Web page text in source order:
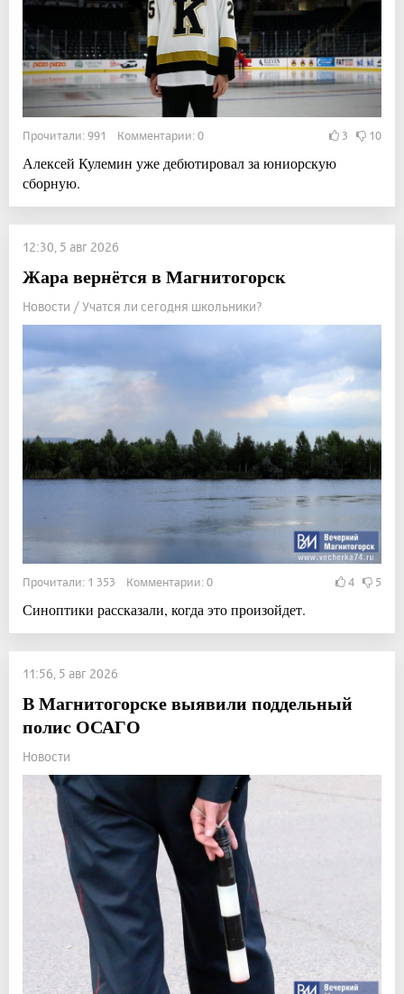
Прочитали: 991 Комментарии: 0 3 10
Алексей Кулемин уже дебютировал за юниорскую
сборную.
12:30, 5 авг 2026
Жара вернётся в Магнитогорск
Новости / Учатся ли сегодня школьники?
Прочитали: 1 353 Комментарии: 0 4 5
Синоптики рассказали, когда это произойдет.
11:56, 5 авг 2026
В Магнитогорске выявили поддельный
полис ОСАГО
Новости